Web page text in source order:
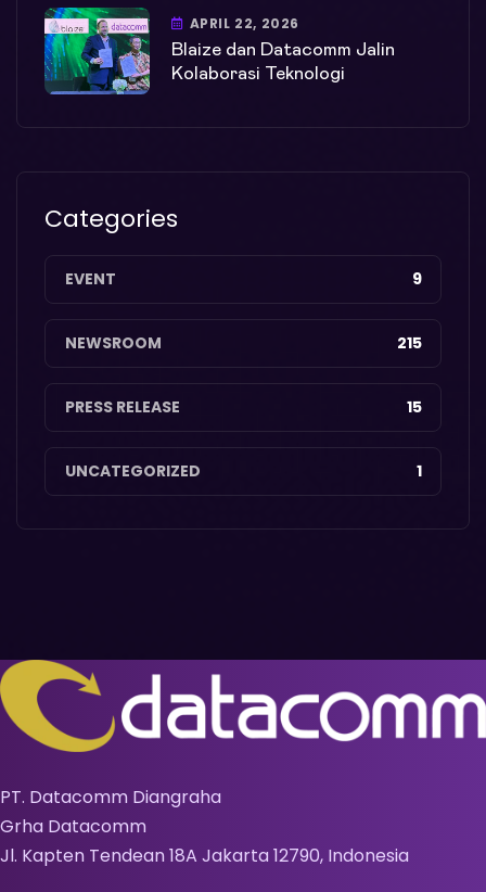
APRIL 22, 2026
Blaize dan Datacomm Jalin
Kolaborasi Teknologi
Categories
EVENT 9
NEWSROOM 215
PRESS RELEASE 15
UNCATEGORIZED 1
PT. Datacomm Diangraha
Grha Datacomm
Jl. Kapten Tendean 18A Jakarta 12790, Indonesia